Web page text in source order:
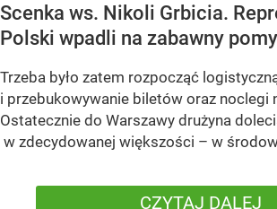
Scenka ws. Nikoli Grbicia.
Polski wpadli na zabawny
Trzeba było zatem rozpocząć
i przebukowywanie biletów oraz noclegi
Ostatecznie do Warszawy drużyna
w zdecydowanej większości – w
CZYTAJ DALEJ